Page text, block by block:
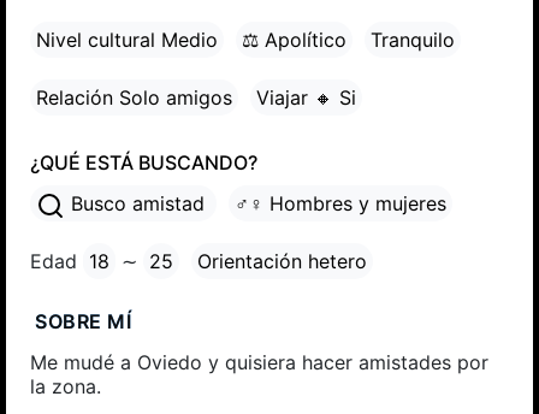
Nivel cultural Medio ⚖ Apolítico Tranquilo
Relación Solo amigos Viajar 🔸 Si
¿QUÉ ESTÁ BUSCANDO?
Busco amistad
♂♀ Hombres y mujeres
Edad 18 ∼ 25 Orientación hetero
SOBRE MÍ
Me mudé a Oviedo y quisiera hacer amistades por
la zona.